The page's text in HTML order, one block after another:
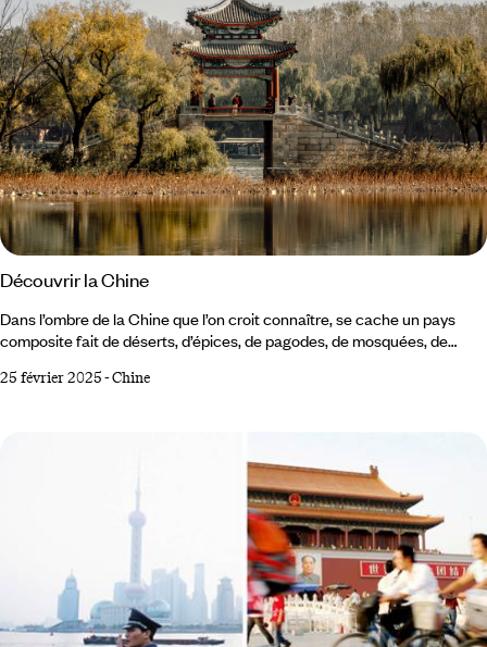
Découvrir la Chine
Dans l’ombre de la Chine que l’on croit connaître, se cache un pays
composite fait de déserts, d’épices, de pagodes, de mosquées, de
contestataire. Une Chine de rizières où l’on gagne petit, une Chine de
25 février 2025-Chine